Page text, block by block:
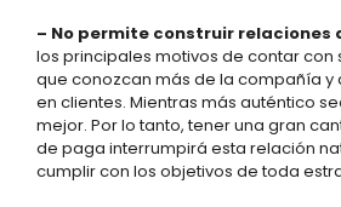
– No permite construir
los principales motivos de contar con
que conozcan más de la compañía y
en clientes. Mientras más auténtico
mejor. Por lo tanto, tener una gran
de paga interrumpirá esta relación
cumplir con los objetivos de toda